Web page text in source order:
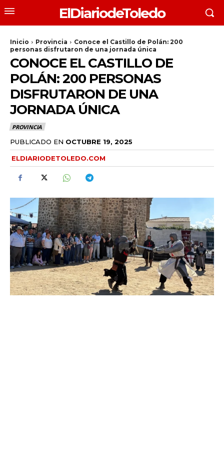
ElDiariodeToledo
Inicio Provincia
Conoce el Castillo de Polán: 200
personas disfrutaron de una jornada única
CONOCE EL CASTILLO DE
POLÁN: 200 PERSONAS
DISFRUTARON DE UNA
JORNADA ÚNICA
PROVINCIA
PUBLICADO EN OCTUBRE 19, 2025
ELDIARIODETOLEDO.COM